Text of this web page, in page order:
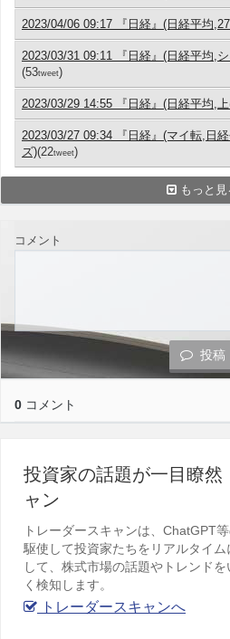
2023/04/06 09:17 『日経』(日経平均
2023/03/31 09:11 『日経』(日経平均,
(53tweet)
2023/03/29 14:55 『日経』(日経平均,
2023/03/27 09:34 『日経』(マイ転,日
ズ)(22tweet)
もっと見
コメント
投稿
0 コメント
投資家の話題が一目瞭然
ャン
トレーダースキャンは、ChatGPT
駆使して投資家たちをリアルタイム
して、株式市場の話題やトレンドを
く検知します。
トレーダースキャンへ